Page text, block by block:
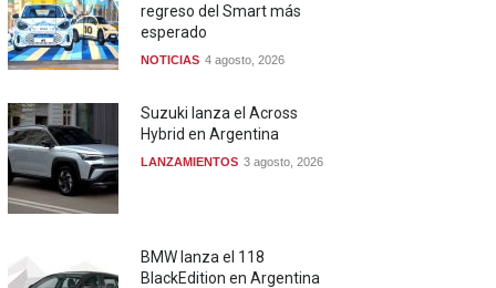
regreso del Smart más
esperado
NOTICIAS 4 agosto, 2026
Suzuki lanza el Across
Hybrid en Argentina
LANZAMIENTOS 3 agosto, 2026
BMW lanza el 118
BlackEdition en Argentina